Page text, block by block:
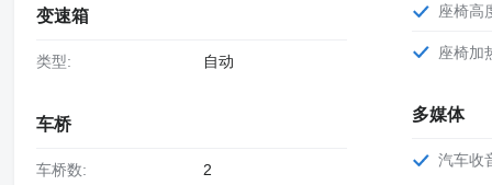
变速箱
类型: 自动
车桥
车桥数: 2
座椅
座椅
多媒体
汽车